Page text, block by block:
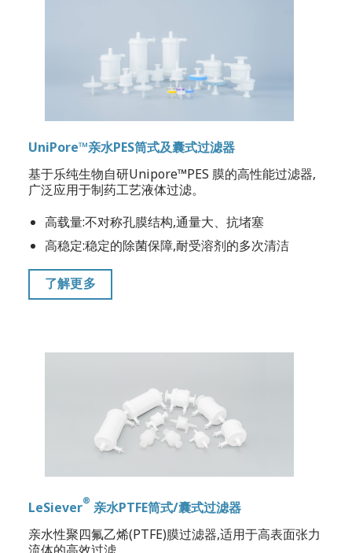
UniPore™亲水PES筒式及囊式过滤器
基于乐纯生物自研Unipore™PES 膜的高性能过滤器,
广泛应用于制药工艺液体过滤。
高载量:不对称孔膜结构,通量大、抗堵塞
高稳定:稳定的除菌保障,耐受溶剂的多次清洁
了解更多
LeSiever® 亲水PTFE筒式/囊式过滤器
亲水性聚四氟乙烯(PTFE)膜过滤器,适用于高表面张力